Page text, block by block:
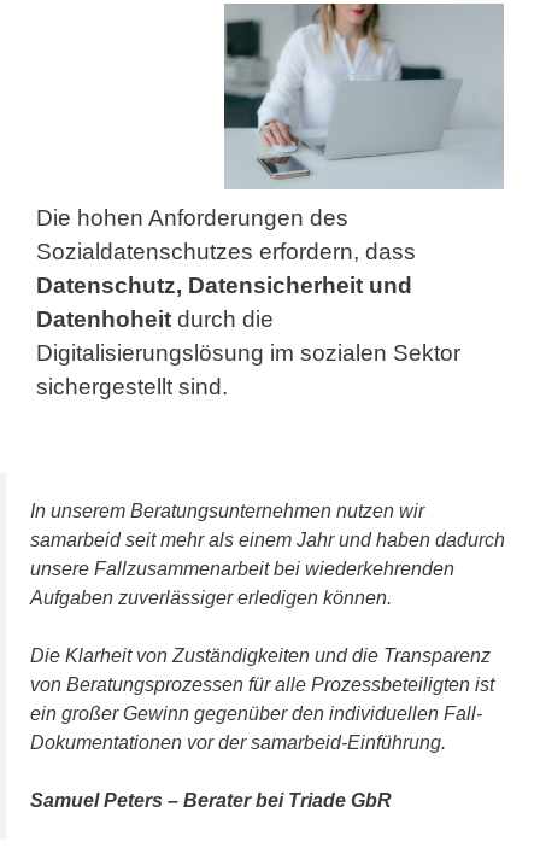
Die hohen Anforderungen des
Sozialdatenschutzes erfordern, dass
Datenschutz, Datensicherheit und
Datenhoheit durch die
Digitalisierungslösung im sozialen Sektor
sichergestellt sind.
In unserem Beratungsunternehmen nutzen wir
samarbeid seit mehr als einem Jahr und haben dadurch
unsere Fallzusammenarbeit bei wiederkehrenden
Aufgaben zuverlässiger erledigen können.
Die Klarheit von Zuständigkeiten und die Transparenz
von Beratungsprozessen für alle Prozessbeteiligten ist
ein großer Gewinn gegenüber den individuellen Fall-
Dokumentationen vor der samarbeid-Einführung.
Samuel Peters – Berater bei Triade GbR